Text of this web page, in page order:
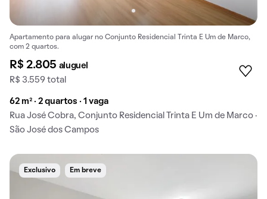
Apartamento para alugar no Conjunto Residencial Trinta E Um de Marco,
com 2 quartos.
R$ 2.805 aluguel
R$ 3.559 total
62 m² · 2 quartos · 1 vaga
Rua José Cobra, Conjunto Residencial Trinta E Um de Marco ·
São José dos Campos
Exclusivo Em breve